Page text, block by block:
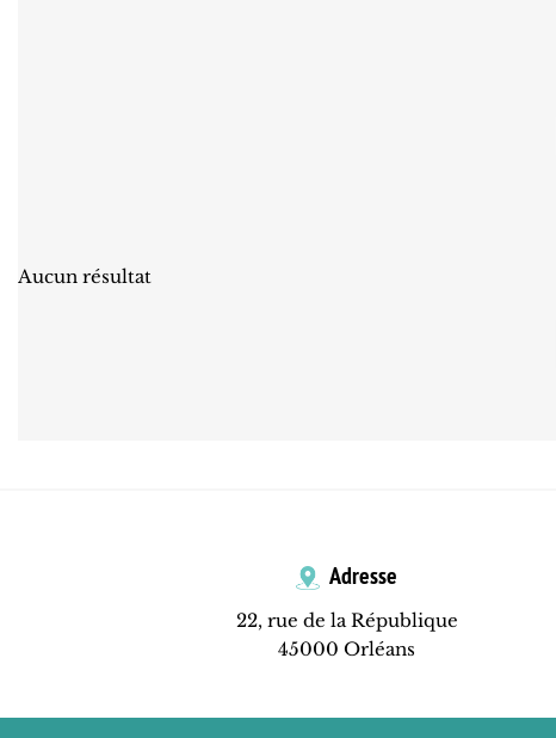
Aucun résultat
Adresse
22, rue de la République
45000 Orléans